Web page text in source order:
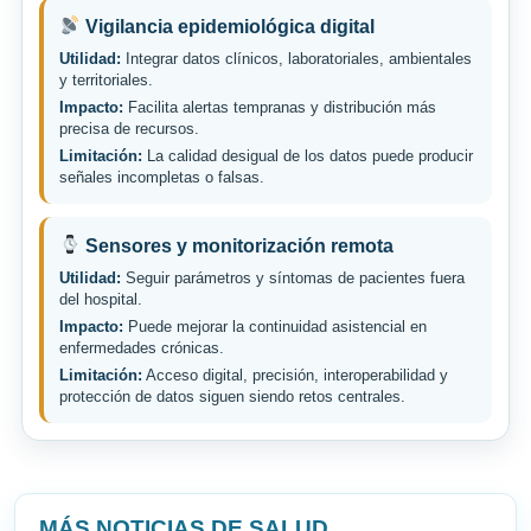
Vigilancia epidemiológica digital
Utilidad: Integrar datos clínicos, laboratoriales, ambientales
y territoriales.
Impacto: Facilita alertas tempranas y distribución más
precisa de recursos.
Limitación: La calidad desigual de los datos puede producir
señales incompletas o falsas.
Sensores y monitorización remota
Utilidad: Seguir parámetros y síntomas de pacientes fuera
del hospital.
Impacto: Puede mejorar la continuidad asistencial en
enfermedades crónicas.
Limitación: Acceso digital, precisión, interoperabilidad y
protección de datos siguen siendo retos centrales.